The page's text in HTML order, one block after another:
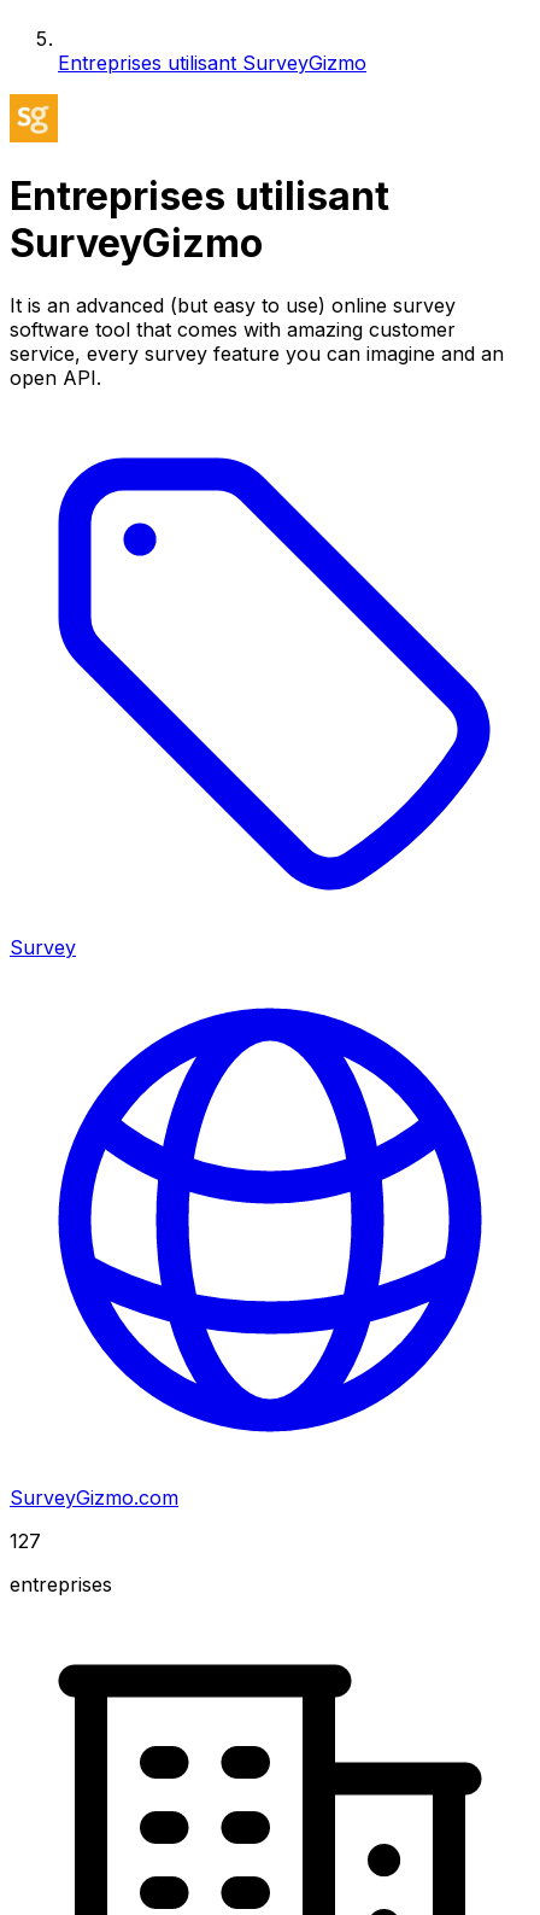
Entreprises utilisant SurveyGizmo
Entreprises utilisant
SurveyGizmo
It is an advanced (but easy to use) online survey
software tool that comes with amazing customer
service, every survey feature you can imagine and an
open API.
Survey
SurveyGizmo.com
127
entreprises